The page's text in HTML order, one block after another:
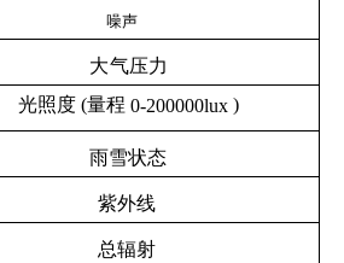
噪声
大气压力
光照度 (量程 0-200000lux )
雨雪状态
紫外线
总辐射